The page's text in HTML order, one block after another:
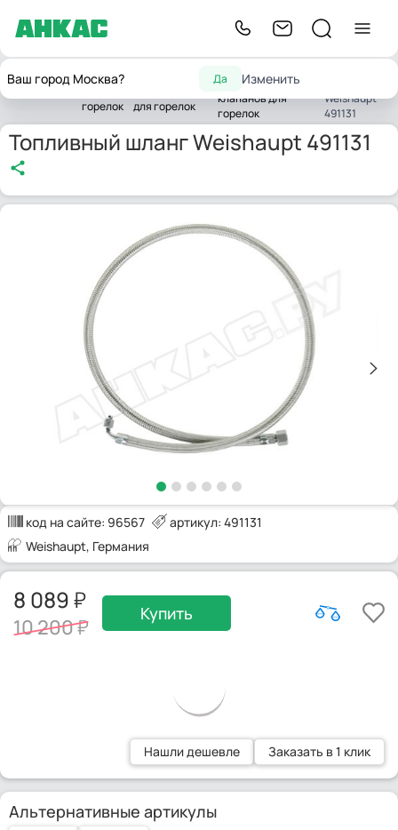
Ваш город Москва? Да Изменить
Главная
Запчасти
горелок
для горелок
жидкотопливных
клапанов для
горелок
Weishaupt
491131
Топливный шланг Weishaupt 491131
код на сайте: 96567
артикул: 491131
Weishaupt, Германия
8 089
10 200
Купить
Нашли дешевле Заказать в 1 клик
Альтернативные артикулы